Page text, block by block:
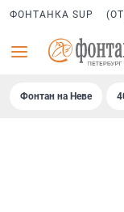
ФОНТАНКА SUP
Фонтан на Неве